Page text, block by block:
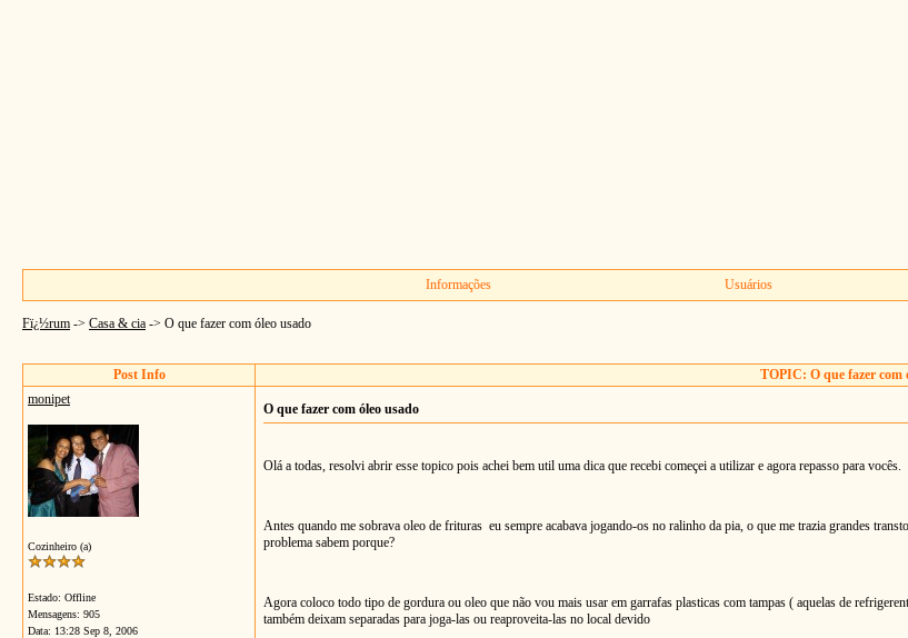
Informações Usuários
Fï¿½rum -> Casa & cia -> O que fazer com óleo usado
Post Info
TOPIC: O que fazer com
monipet
Cozinheiro (a)
Estado: Offline
Mensagens: 905
Data: 13:28 Sep 8, 2006
O que fazer com óleo usado
Olá a todas, resolvi abrir esse topico pois achei bem util uma dica que recebi começei a utilizar e agora repasso para vocês.
Antes quando me sobrava oleo de frituras eu sempre acabava jogando-os no ralinho da pia, o que me trazia grandes
problema sabem porque?
Agora coloco todo tipo de gordura ou oleo que não vou mais usar em garrafas plasticas com tampas ( aquelas de
também deixam separadas para joga-las ou reaproveita-las no local devido